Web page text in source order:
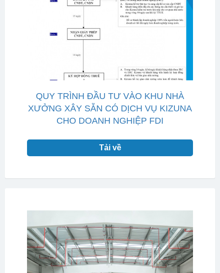
QUY TRÌNH ĐẦU TƯ VÀO KHU NHÀ
XƯỞNG XÂY SẴN CÓ DỊCH VỤ KIZUNA
CHO DOANH NGHIỆP FDI
Tải về